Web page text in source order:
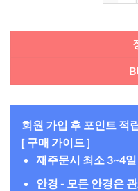
회원 가입 후 포인트 적
[ 구매 가이드 ]
재주문시 최소 3~4
안경 - 모든 안경은